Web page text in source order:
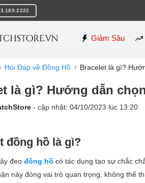
Giảm Sâu
Hỏi Đáp về Đồng Hồ Bracelet là gì?
là gì? Hướng dẫn
- cập nhật: 04/10/2023 lúc 13:20
đồng hồ là gì?
đeo đồng hồ có tác dụng tạo sự chắc
này đóng vai trò quan trọng, không thể